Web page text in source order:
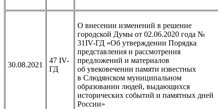
30.08.2021
47 IV-
ГД
О внесении изменений в решение
городской Думы от 02.06.2020 года №
31IV-ГД «Об утверждении Порядка
представления и рассмотрения
предложений и материалов
об увековечении памяти известных
в Слюдянском муниципальном
образовании людей, выдающихся
исторических событий и памятных дней
России»